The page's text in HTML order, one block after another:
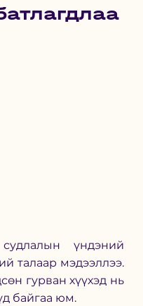
талаар мэдээллээ.
гурван хүүхэд нь
байгаа юм.